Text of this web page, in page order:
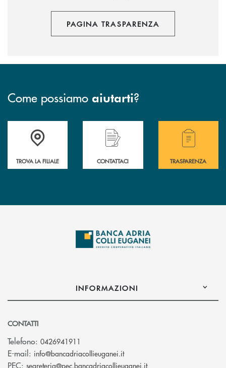
PAGINA TRASPARENZA
Come possiamo aiutarti?
Accedi all' elenco completo delle filiali .
TROVA LA FILIALE
Hai bisogno di assistenza immediata?
CONTATTACI
Hai bisogno di
TRASPARENZA
INFORMAZIONI
CONTATTI
Telefono: 0426941911
E-mail: info@bancadriacollieuganei.it(si apre l’app di posta
PEC: segreteria@pec.bancadriacollieuganei.it(si apre l’app di